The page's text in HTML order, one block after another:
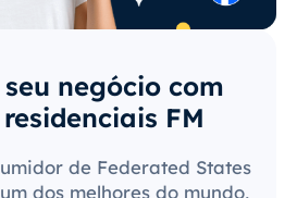
negócio com
FM
de Federated States
dos melhores do mundo,